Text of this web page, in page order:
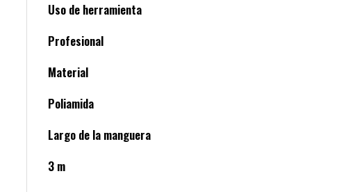
Uso de herramienta
Profesional
Material
Poliamida
Largo de la manguera
3 m